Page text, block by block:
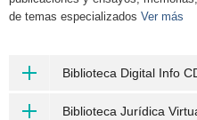
de temas especializados Ver más
Biblioteca Digital Info
Biblioteca Jurídica